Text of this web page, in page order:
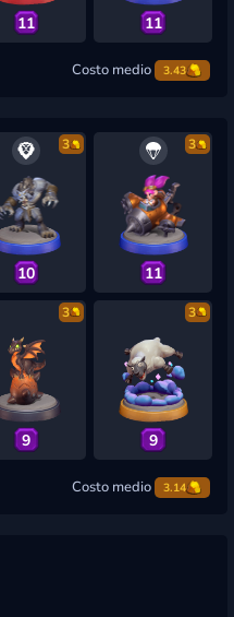
11 11
Costo medio 3.43
3
10
3
11
3
9
3
9
Costo medio 3.14